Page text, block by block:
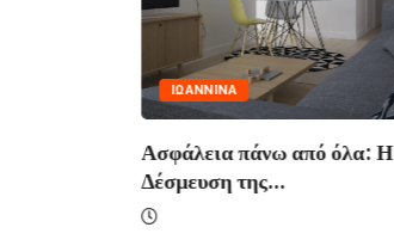
ΙΩΑΝΝΙΝΑ
Ασφάλεια πάνω από όλα: Η
Δέσμευση της...